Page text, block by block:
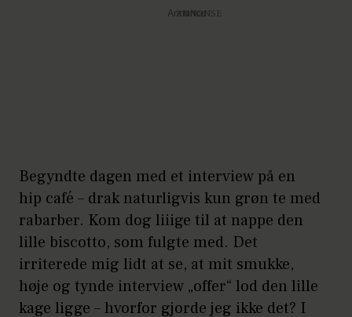
Annonce
Begyndte dagen med et interview på en
hip café – drak naturligvis kun grøn te med
rabarber. Kom dog liiige til at nappe den
lille biscotto, som fulgte med. Det
irriterede mig lidt at se, at mit smukke,
høje og tynde interview „offer“ lod den lille
kage ligge – hvorfor gjorde jeg ikke det? I